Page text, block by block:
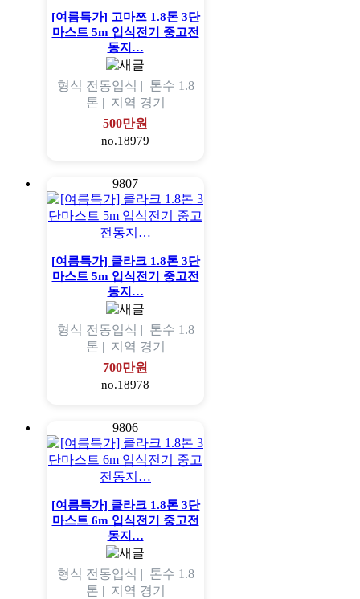
[여름특가] 고마쯔 1.8톤 3단
마스트 5m 입식전기 중고전
동지…
형식 전동입식 | 톤수 1.8
톤 | 지역 경기
500만원
no.18979
9807
[여름특가] 클라크 1.8톤 3단
마스트 5m 입식전기 중고전
동지…
형식 전동입식 | 톤수 1.8
톤 | 지역 경기
700만원
no.18978
9806
[여름특가] 클라크 1.8톤 3단
마스트 6m 입식전기 중고전
동지…
형식 전동입식 | 톤수 1.8
톤 | 지역 경기